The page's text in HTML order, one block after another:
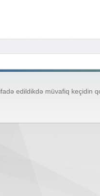
edildikdə müvafiq keçidin